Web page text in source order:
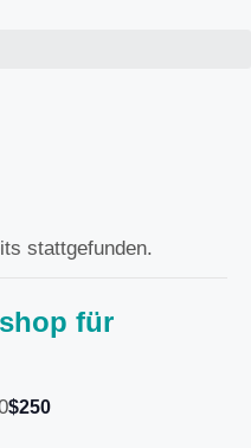
stattgefunden.
für
$250